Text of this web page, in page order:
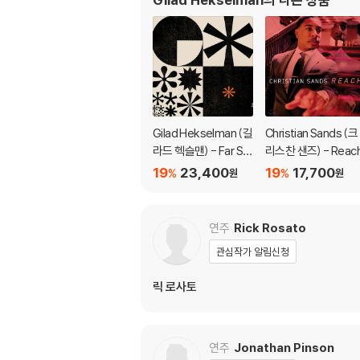
Gilad Hekselman (길
라드 헥슬맨) - Far Sta
r
23,400원
19%
Christian Sands (크
리스찬 샌즈) -
17,700원
19%
연주 Rick Rosato
관심작가 알림신청
릭 로사토
연주 Jonathan Pinson